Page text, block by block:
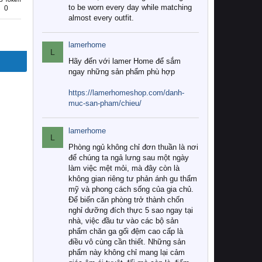
0
to be worn every day while matching
almost every outfit.
L
lamerhome
Hãy đến với lamer Home để sắm
ngay những sản phẩm phù hợp
https://lamerhomeshop.com/danh-
muc-san-pham/chieu/
L
lamerhome
Phòng ngủ không chỉ đơn thuần là nơi
để chúng ta ngả lưng sau một ngày
làm việc mệt mỏi, mà đây còn là
không gian riêng tư phản ánh gu thẩm
mỹ và phong cách sống của gia chủ.
Để biến căn phòng trở thành chốn
nghỉ dưỡng đích thực 5 sao ngay tại
nhà, việc đầu tư vào các bộ sản
phẩm chăn ga gối đệm cao cấp là
điều vô cùng cần thiết. Những sản
phẩm này không chỉ mang lại cảm